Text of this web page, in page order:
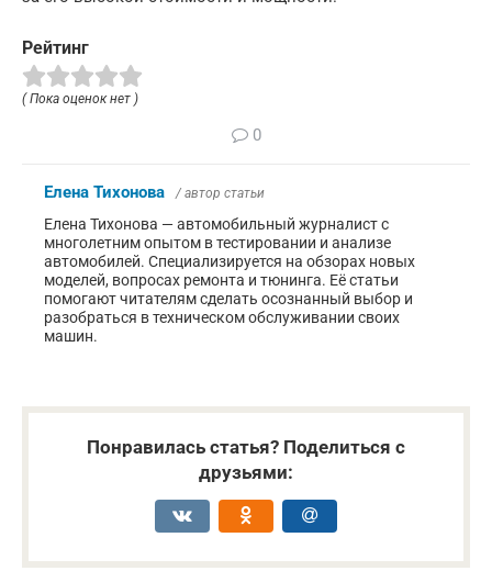
Рейтинг
( Пока оценок нет )
0
Елена Тихонова / автор статьи
Елена Тихонова — автомобильный журналист с
многолетним опытом в тестировании и анализе
автомобилей. Специализируется на обзорах новых
моделей, вопросах ремонта и тюнинга. Её статьи
помогают читателям сделать осознанный выбор и
разобраться в техническом обслуживании своих
машин.
Понравилась статья? Поделиться с
друзьями: